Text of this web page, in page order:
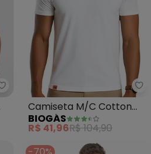
Exco - Camiseta em Algodão
Camiseta M/C Cotton
Premium (Branco)
BIOGÁS
R$ 41,96R$ 104,90